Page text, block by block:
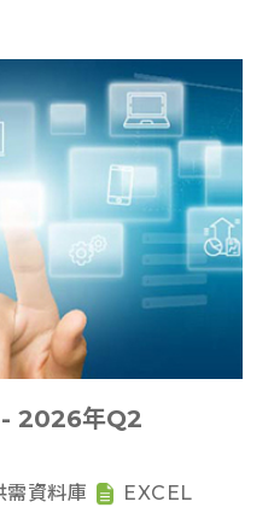
- 2026年Q2
需資料庫 EXCEL